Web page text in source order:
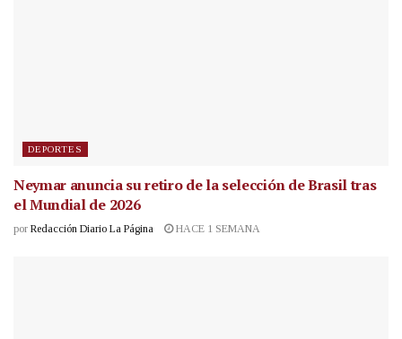
DEPORTES
Neymar anuncia su retiro de la selección de Brasil tras
el Mundial de 2026
por Redacción Diario La Página HACE 1 SEMANA